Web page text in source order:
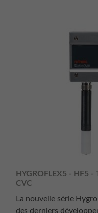
HYGROFLEX5 - HF5 -
CVC
La nouvelle série
des derniers